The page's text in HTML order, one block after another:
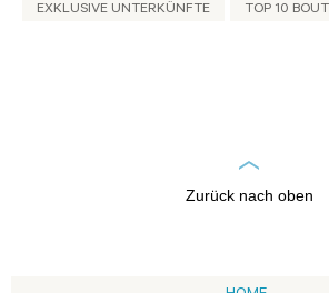
EXKLUSIVE UNTERKÜNFTE TOP 10
Zurück nach oben